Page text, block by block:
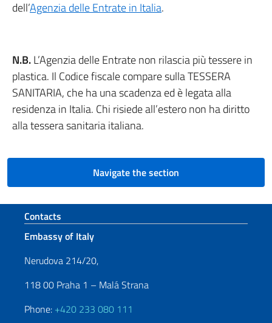
dell’Agenzia delle Entrate in Italia.
N.B.L’Agenzia delle Entrate non rilascia più tessere in
plastica. Il Codice fiscale compare sulla TESSERA
SANITARIA, che ha una scadenza ed è legata alla
residenza in Italia. Chi risiede all’estero non ha diritto
alla tessera sanitaria italiana.
Navigate the section
Footer section
Contacts
Embassy of Italy
Nerudova 214/20,
118 00 Praha 1 – Malá Strana
Phone: +420 233 080 111